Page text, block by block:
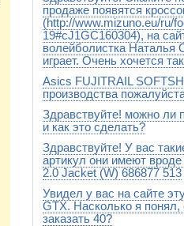
в феврале-марте 2016 г
продаже появятся
(http://www.mizuno.eu/ru/
19#cJ1GC160304), на
волейболистка Наталья
играет. Очень хочется
Наталья, Обмочаева в таких
кроссовки для бега , а не
году.
Asics FUJITRAIL
производства
Производство Индонезия
Здравствуйте! можно ли
и как это сделать?
Конечно можно.
а мы Вам вышлем взамен
России за Ваш счет
Здравствуйте! У вас
артикул они имеют
2.0 Jacket (W) 686877 513
На данный момент есть
Увидел у вас на сайте
GTX. Насколько я
заказать 40?